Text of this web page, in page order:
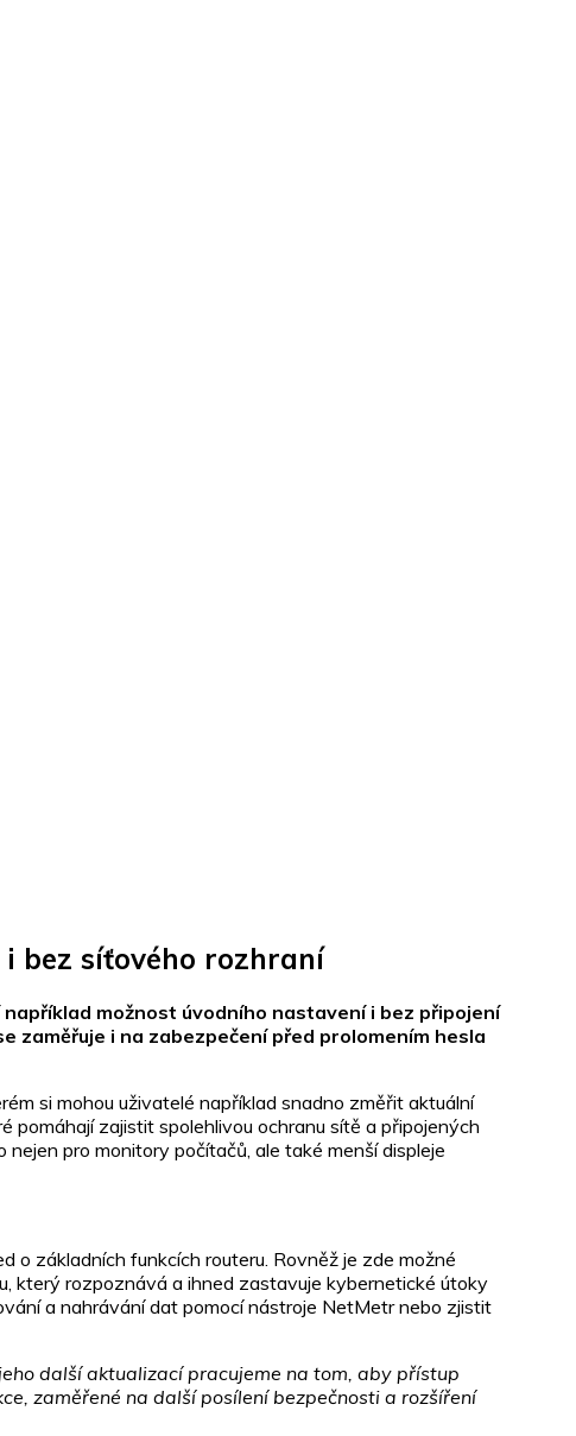
bez síťového rozhraní
možnost úvodního nastavení i bez připojení
zaměřuje i na zabezpečení před prolomením hesla
si mohou uživatelé například snadno změřit aktuální
zajistit spolehlivou ochranu sítě a připojených
pro monitory počítačů, ale také menší displeje
o základních funkcích routeru. Rovněž je zde možné
který rozpoznává a ihned zastavuje kybernetické útoky
a nahrávání dat pomocí nástroje NetMetr nebo zjistit
další aktualizací pracujeme na tom, aby přístup
zaměřené na další posílení bezpečnosti a rozšíření